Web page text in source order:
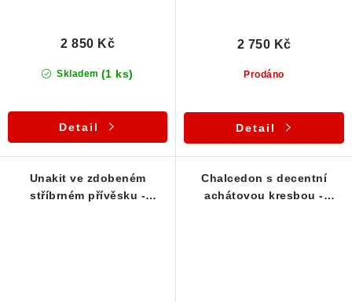
Skladem (1 ks)
2 850 Kč
Detail
Prodáno
2 750 Kč
Detail
Unakit ve zdobeném
stříbrném přívěsku -
Chalcedon s decentní
achátovou kresbou -